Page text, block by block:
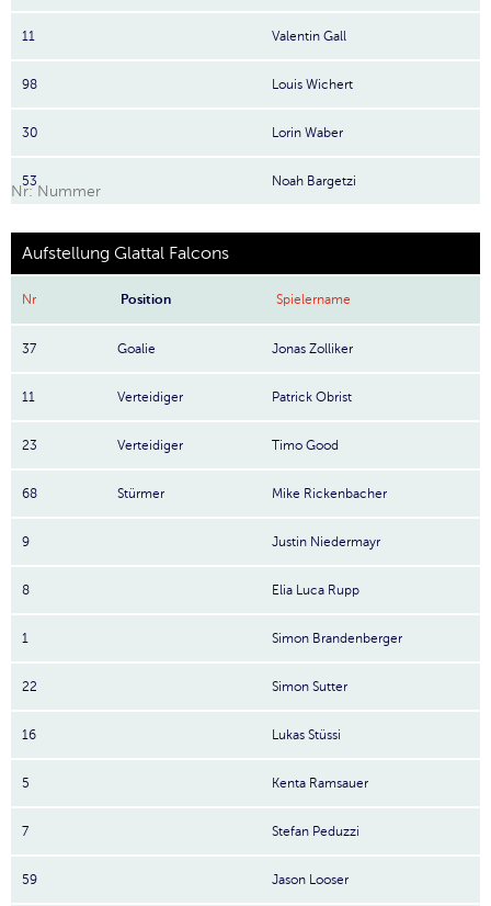
11 Valentin Gall
98 Louis Wichert
30 Lorin Waber
53 Noah Bargetzi
Nr: Nummer
Aufstellung Glattal Falcons
Nr Position Spielername
37 Goalie Jonas Zolliker
11 Verteidiger Patrick Obrist
23 Verteidiger Timo Good
68 Stürmer Mike Rickenbacher
9 Justin Niedermayr
8 Elia Luca Rupp
1 Simon Brandenberger
22 Simon Sutter
16 Lukas Stüssi
5 Kenta Ramsauer
7 Stefan Peduzzi
59 Jason Looser